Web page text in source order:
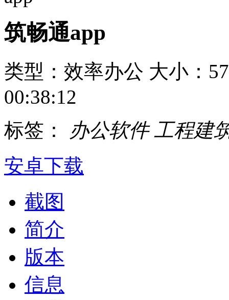
筑畅通app
类型：效率办公 大小：
00:38:12
标签：
办公软件 工程建
安卓下载
截图
简介
版本
信息